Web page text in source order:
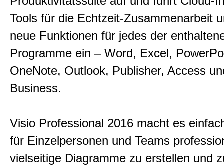
Tools für die Echtzeit-Zusammenarbeit
neue Funktionen für jedes der
Programme ein – Word, Excel,
OneNote, Outlook, Publisher, Access
Business.
Visio Professional 2016 macht es
für Einzelpersonen und Teams
vielseitige Diagramme zu erstellen und